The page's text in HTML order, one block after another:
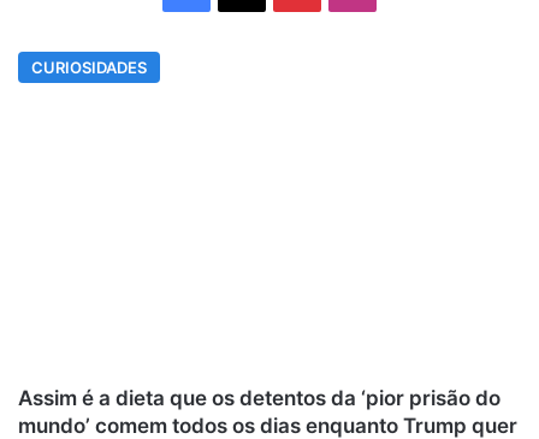
CURIOSIDADES
Assim é a dieta que os detentos da ‘pior prisão do
mundo’ comem todos os dias enquanto Trump quer